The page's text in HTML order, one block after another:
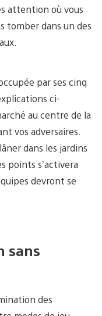
attention où vous
tomber dans un des
par ses cinq
ci-
au centre de la
vos adversaires.
dans les jardins
points s’activera
devront se
sans
des